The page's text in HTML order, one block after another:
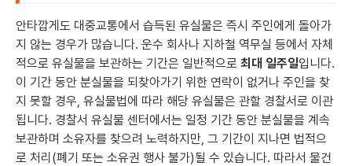
안타깝게도 대중교통에서 습득된 유실물은 즉시 주인에게 돌아가
지 않는 경우가 많습니다. 운수 회사나 지하철 역무실 등에서 자체
적으로 유실물을 보관하는 기간은 일반적으로 최대 일주일입니다.
이 기간 동안 분실물을 되찾아가기 위한 연락이 없거나 주인을 찾
지 못할 경우, 유실물법에 따라 해당 유실물은 관할 경찰서로 이관
됩니다. 경찰서 유실물 센터에서는 일정 기간 동안 분실물을 계속
보관하며 소유자를 찾으려 노력하지만, 그 기간이 지나면 법적으
로 처리(폐기 또는 소유권 행사 불가)될 수 있습니다. 따라서 물건